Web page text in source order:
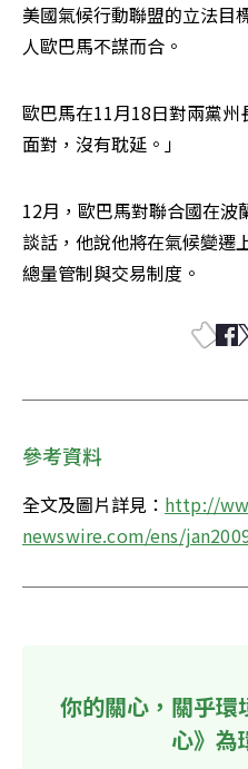
美國氣候行動聯盟的立法目
人歐巴馬不謀而合。
歐巴馬在11月18日對兩黨
面對，沒有耽延。」
12月，歐巴馬對聯合國在波
談話，他說他將在氣候變遷
總量管制與交易制度。
參考資料
全文及圖片詳見： http://
newswire.com/ens/
你的關心，關乎
心》為